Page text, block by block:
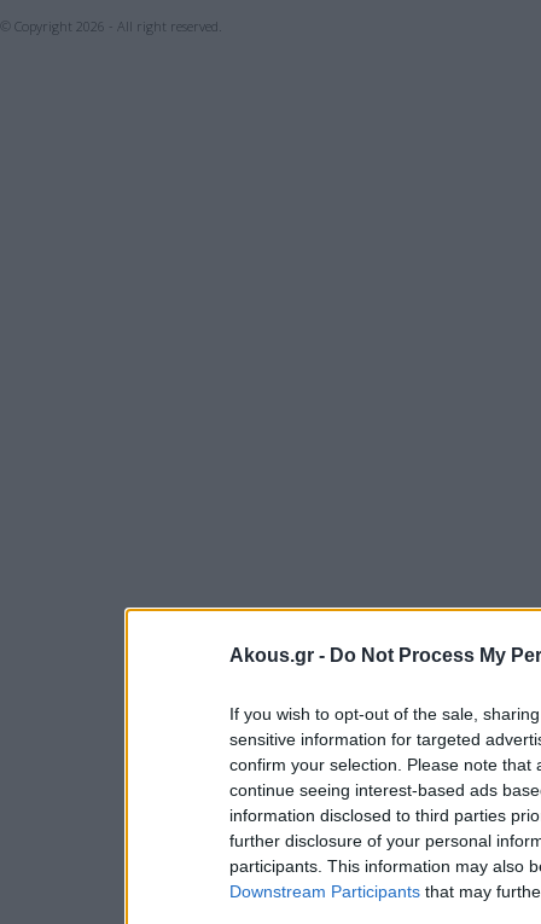
Akous.gr - Do Not Process My
If you wish to opt-out of the sale,
sensitive information for targeted
confirm your selection. Please note
continue seeing interest-based ads
information disclosed to third parties
further disclosure of your personal
participants. This information may also
Downstream Participants that may
© Copyright 2026 - All right reserved.